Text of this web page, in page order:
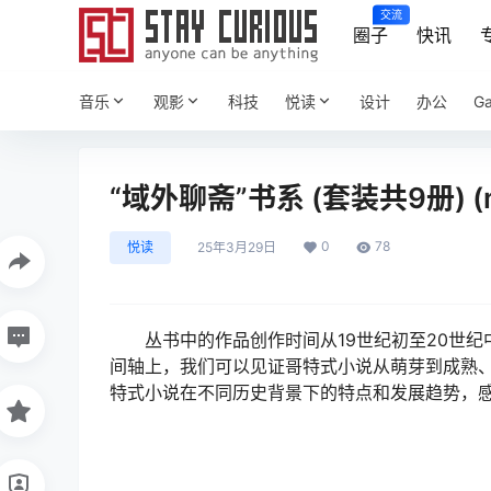
圈子
交流
快讯
音乐 观影 科技 悦读 设计 办公
“域外聊斋”书系 (套装共9册
悦读 25年3月29日 0 78
丛书中的作品创作时间从19世纪初至20世
间轴上，我们可以见证哥特式小说从萌芽到成熟
特式小说在不同历史背景下的特点和发展趋势，